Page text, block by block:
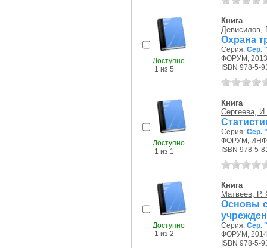
Доступно
1 из 5
Книга
Девисилов,
Охрана
Серия: Сер.
ФОРУМ, 2013
ISBN 978-5-
Доступно
1 из 1
Книга
Сергеева,
Серия: Сер.
ФОРУМ,
ISBN 978-5-
Доступно
1 из 2
Книга
Матвеев, Р.
Основы
Серия: Сер.
ФОРУМ, 2014
ISBN 978-5-